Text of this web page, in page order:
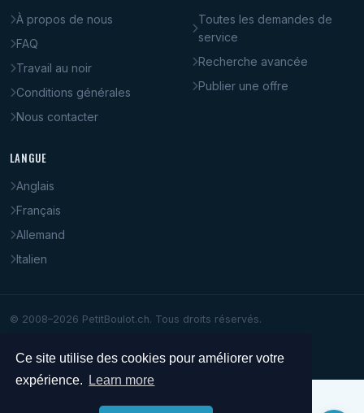
Ce site utilise des cookies pour améliorer votre
expérience.
Learn more
À propos de nous
FAQ
Travail au noir
Conditions générales
Nous contacter
Toutes les demandes de
service
Recherche avancée
Publier une offre
LANGUE
Anglais
Français
Allemand
Italien
© 2008–2026 PetitBoulot.ch. Tous droits réservés.